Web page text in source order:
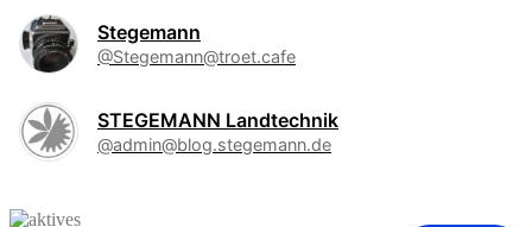
Stegemann
@Stegemann@troet.cafe
STEGEMANN Landtechnik
@admin@blog.stegemann.de